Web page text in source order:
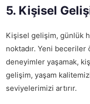
5. Kişisel
Kişisel gelişim, günlük
noktadır. Yeni
deneyimler yaşamak,
gelişim, yaşam
seviyelerimizi artırır.